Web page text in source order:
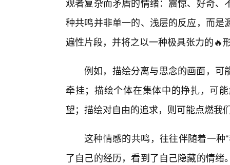
种共鸣并非单一的、浅层的反应，而
遍性片段，并将之以一种极具张力的🔥
例如，描绘分离与思念的画面，可
牵挂；描绘个体在集体中的挣扎，可
望；描绘对自由的追求，则可能点燃我
这种情感的共鸣，往往伴随着一种
了自己的经历，看到了自己隐藏的情